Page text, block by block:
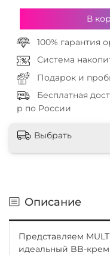
В
100% гарантия
Система
Подарок и
Бесплатная
р по России
Выбрать
Описание
Представляем
идеальный BB-крем